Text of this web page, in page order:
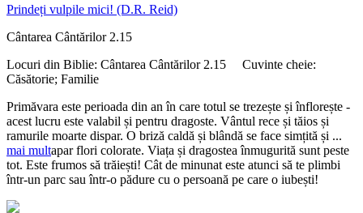
Prindeți vulpile mici! (D.R. Reid)
Cântarea Cântărilor 2.15
Locuri din Biblie: Cântarea Cântărilor 2.15 Cuvinte cheie:
Căsătorie; Familie
Primăvara este perioada din an în care totul se trezește și înflorește -
acest lucru este valabil și pentru dragoste. Vântul rece și tăios și
ramurile moarte dispar. O briză caldă și blândă se face simțită și ...
mai multapar flori colorate. Viața și dragostea înmugurită sunt peste
tot. Este frumos să trăiești! Cât de minunat este atunci să te plimbi
într-un parc sau într-o pădure cu o persoană pe care o iubești!